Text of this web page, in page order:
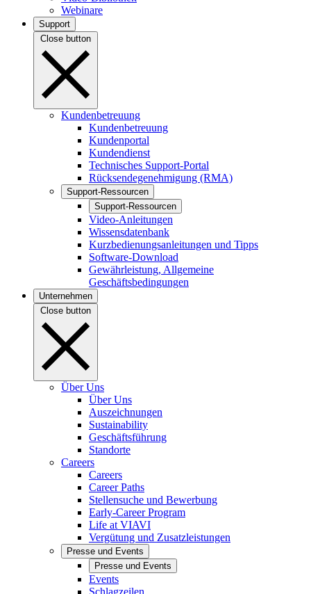
Webinare
Support
Close button
Kundenbetreuung
Kundenbetreuung
Kundenportal
Kundendienst
Technisches Support-Portal
Rücksendegenehmigung (RMA)
Support-Ressourcen
Support-Ressourcen
Video-Anleitungen
Wissensdatenbank
Kurzbedienungsanleitungen und Tipps
Software-Download
Gewährleistung, Allgemeine
Geschäftsbedingungen
Unternehmen
Close button
Über Uns
Über Uns
Auszeichnungen
Sustainability
Geschäftsführung
Standorte
Careers
Careers
Career Paths
Stellensuche und Bewerbung
Early-Career Program
Life at VIAVI
Vergütung und Zusatzleistungen
Presse und Events
Presse und Events
Events